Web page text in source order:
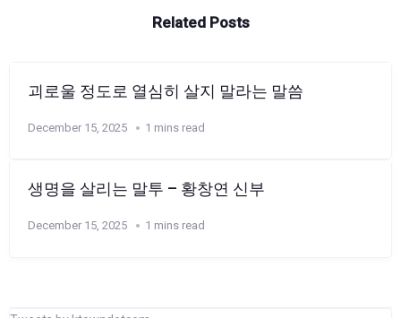
Related Posts
괴로울 정도로 열심히 살지 말라는 말씀
December 15, 2025 1 mins read
생명을 살리는 말투 – 황창연 신부
December 15, 2025 1 mins read